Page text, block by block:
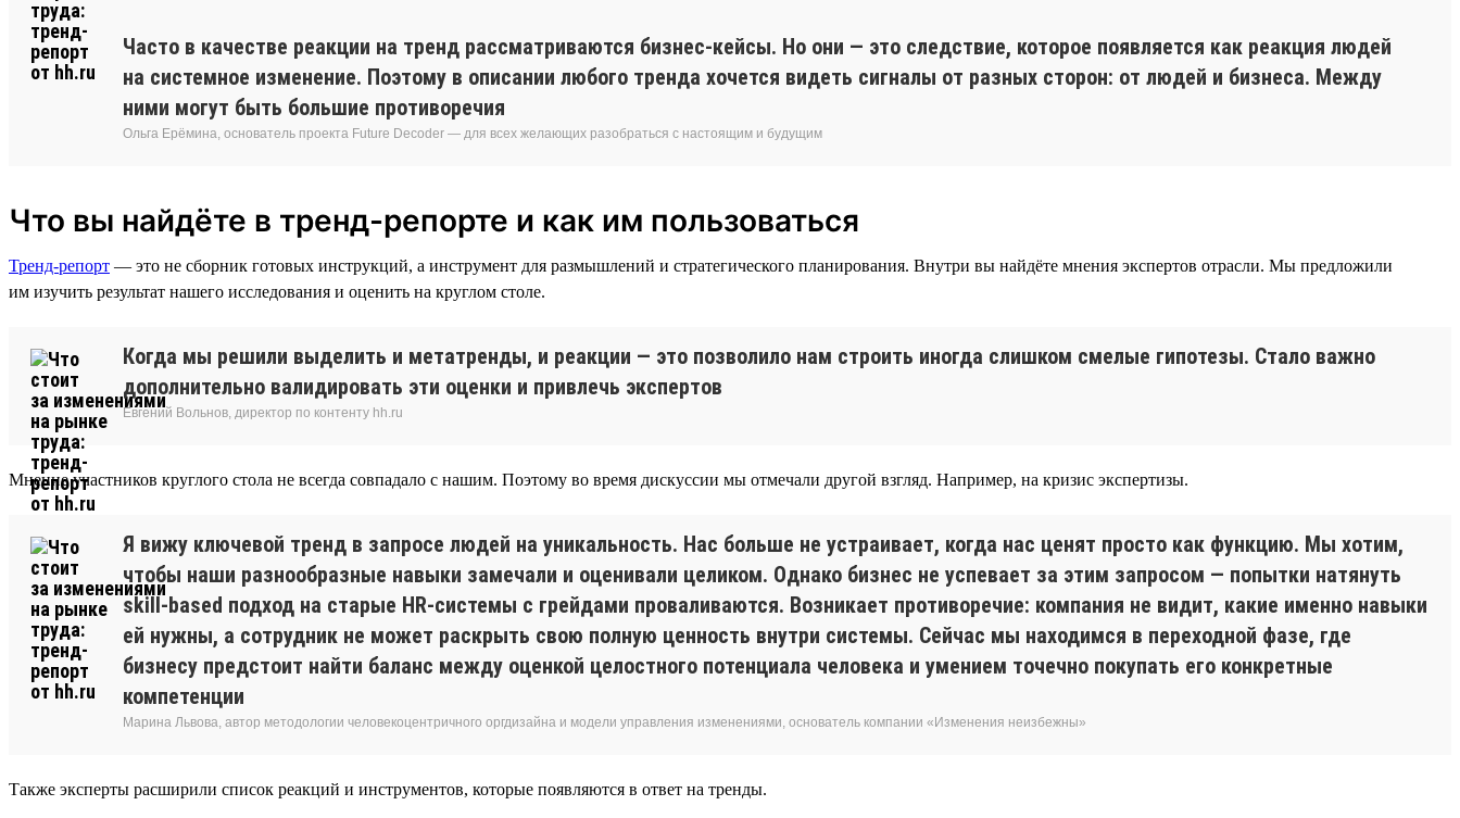
Часто в качестве реакции на тренд рассматриваются бизнес-кейсы. Но они — это следствие, которое появляется как реакция людей
на системное изменение. Поэтому в описании любого тренда хочется видеть сигналы от разных сторон: от людей и бизнеса. Между
ними могут быть большие противоречия
Ольга Ерёмина, основатель проекта Future Decoder — для всех желающих разобраться с настоящим и будущим
Что вы найдёте в тренд-репорте и как им пользоваться
Тренд-репорт — это не сборник готовых инструкций, а инструмент для размышлений и стратегического планирования. Внутри вы найдёте мнения экспертов отрасли. Мы предложили
им изучить результат нашего исследования и оценить на круглом столе.
Когда мы решили выделить и метатренды, и реакции — это позволило нам строить иногда слишком смелые гипотезы. Стало важно
дополнительно валидировать эти оценки и привлечь экспертов
Евгений Вольнов, директор по контенту hh.ru
Мнение участников круглого стола не всегда совпадало с нашим. Поэтому во время дискуссии мы отмечали другой взгляд. Например, на кризис экспертизы.
Я вижу ключевой тренд в запросе людей на уникальность. Нас больше не устраивает, когда нас ценят просто как функцию. Мы хотим,
чтобы наши разнообразные навыки замечали и оценивали целиком. Однако бизнес не успевает за этим запросом — попытки натянуть
skill-based подход на старые HR-системы с грейдами проваливаются. Возникает противоречие: компания не видит, какие именно навыки
ей нужны, а сотрудник не может раскрыть свою полную ценность внутри системы. Сейчас мы находимся в переходной фазе, где
бизнесу предстоит найти баланс между оценкой целостного потенциала человека и умением точечно покупать его конкретные
компетенции
Марина Львова, автор методологии человекоцентричного оргдизайна и модели управления изменениями, основатель компании «Изменения неизбежны»
Также эксперты расширили список реакций и инструментов, которые появляются в ответ на тренды.